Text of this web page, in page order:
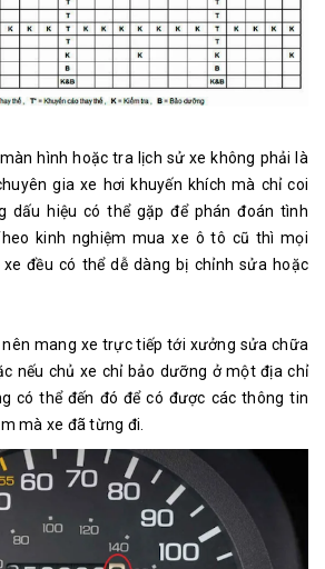
hình hoặc tra lịch sử xe không phải là
gia xe hơi khuyến khích mà chỉ coi
dấu hiệu có thể gặp để phán đoán tình
kinh nghiệm mua xe ô tô cũ thì mọi
đều có thể dễ dàng bị chỉnh sửa hoặc
nên mang xe trực tiếp tới xưởng sửa chữa
nếu chủ xe chỉ bảo dưỡng ở một địa chỉ
có thể đến đó để có được các thông tin
mà xe đã từng đi.